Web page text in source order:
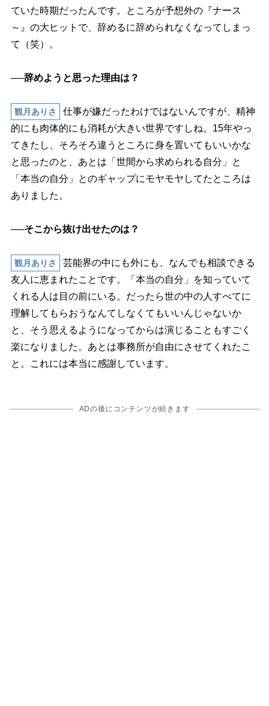
ていた時期だったんです。ところが予想外の『ナース
～』の大ヒットで、辞めるに辞められなくなってしまっ
て（笑）。
──辞めようと思った理由は？
観月ありさ
仕事が嫌だったわけではないんですが、精神
的にも肉体的にも消耗が大きい世界ですしね。15年やっ
てきたし、そろそろ違うところに身を置いてもいいかな
と思ったのと、あとは「世間から求められる自分」と
「本当の自分」とのギャップにモヤモヤしてたところは
ありました。
──そこから抜け出せたのは？
観月ありさ
芸能界の中にも外にも、なんでも相談できる
友人に恵まれたことです。「本当の自分」を知っていて
くれる人は目の前にいる。だったら世の中の人すべてに
理解してもらおうなんてしなくてもいいんじゃないか
と、そう思えるようになってからは演じることもすごく
楽になりました。あとは事務所が自由にさせてくれたこ
と。これには本当に感謝しています。
ADの後にコンテンツが続きます